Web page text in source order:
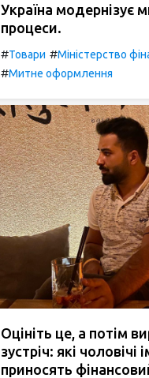
Україна модернізує
процеси.
#Товари #Міністерство
#Митне оформлення
Оцініть це, а потім
зустріч: які чоловічі
приносять